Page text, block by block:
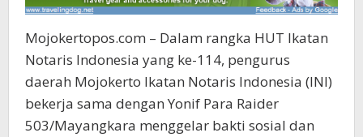
Mojokertopos.com – Dalam rangka HUT Ikatan
Notaris Indonesia yang ke-114, pengurus
daerah Mojokerto Ikatan Notaris Indonesia (INI)
bekerja sama dengan Yonif Para Raider
503/Mayangkara menggelar bakti sosial dan